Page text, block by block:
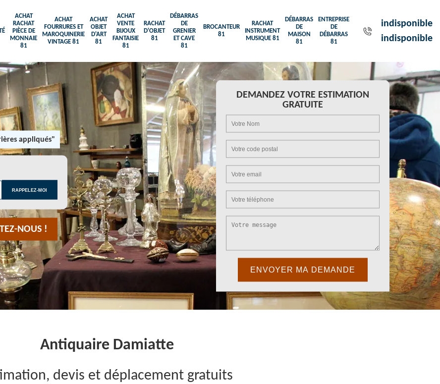
ACHAT
RACHAT
PIÈCE DE
MONNAIE
81
ACHAT
FOURRURES ET
MAROQUINERIE
VINTAGE 81
ACHAT
OBJET
D'ART
81
ACHAT
VENTE
BIJOUX
FANTAISIE
81
RACHAT
D'OBJET
81
DÉBARRAS
DE
GRENIER
ET CAVE
81
BROCANTEUR
81
RACHAT
INSTRUMENT
MUSIQUE 81
DÉBARRAS
DE
MAISON
81
ENTREPRISE
DE
DÉBARRAS
81
indisponible
indisponible
appliqués"
NOUS !
DEMANDEZ VOTRE ESTIMATION
GRATUITE
Antiquaire Damiatte
devis et déplacement gratuits